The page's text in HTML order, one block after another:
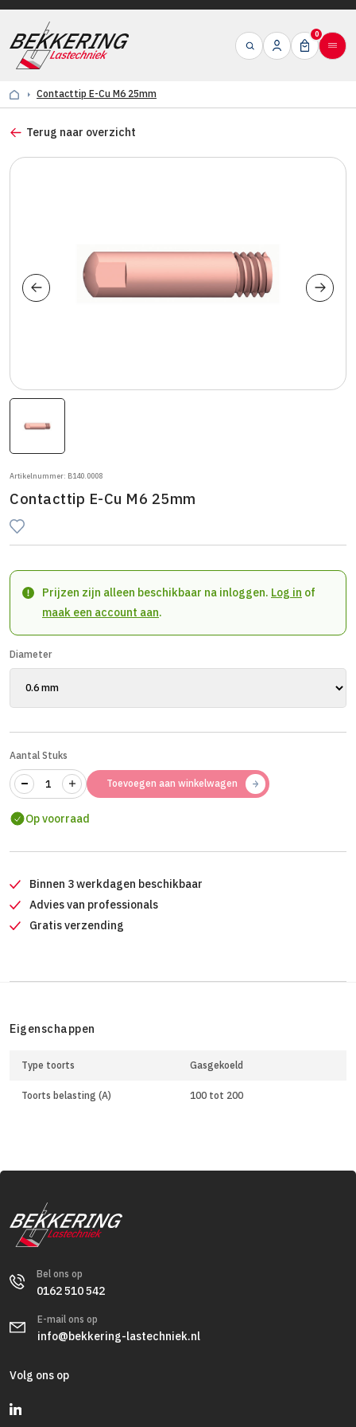
0
Contacttip E-Cu M6 25mm
Terug naar overzicht
Artikelnummer: B140.0008
Contacttip E-Cu M6 25mm
Prijzen zijn alleen beschikbaar na inloggen. Log in of
maak een account aan.
Diameter
Aantal Stuks
Toevoegen aan winkelwagen
Op voorraad
Binnen 3 werkdagen beschikbaar
Advies van professionals
Gratis verzending
Eigenschappen
Type toorts Gasgekoeld
Toorts belasting (A) 100 tot 200
Bel ons op
0162 510 542
E-mail ons op
info@bekkering-lastechniek.nl
Volg ons op